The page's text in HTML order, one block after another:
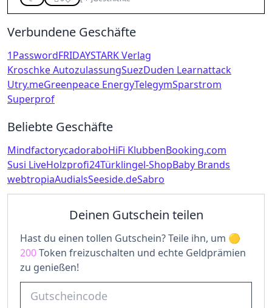
Verbundene Geschäfte
1PasswordFRIDAYSTARK Verlag
Kroschke AutozulassungSuezDuden Learnattack
Utry.meGreenpeace EnergyTelegymSparstrom
Superprof
Beliebte Geschäfte
MindfactorycadoraboHiFi KlubbenBooking.com
Susi LiveHolzprofi24Türklingel-ShopBaby Brands
webtropiaAudialsSeeside.deSabro
Deinen Gutschein teilen
Hast du einen tollen Gutschein? Teile ihn, um
200Token freizuschalten und echte Geldprämien
zu genießen!